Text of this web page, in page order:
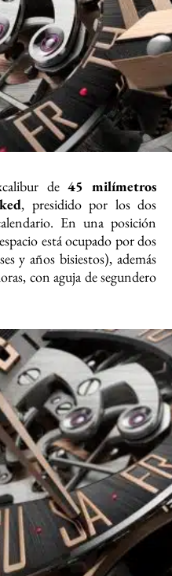
de45 milímetros
, presidido por los dos
En una posición
está ocupado por dos
y años bisiestos), además
con aguja de segundero